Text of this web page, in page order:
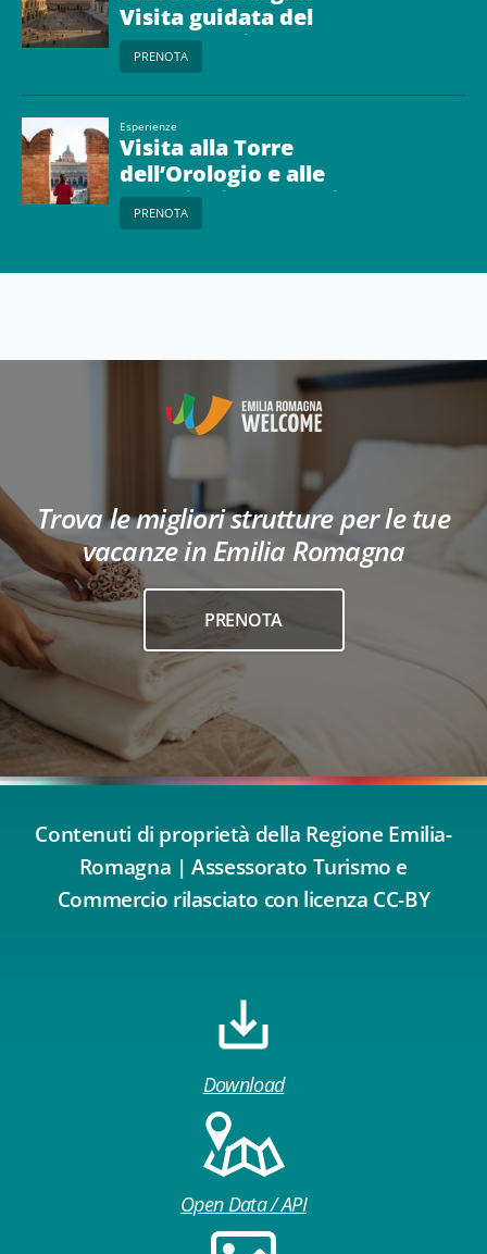
Visita guidata del
centro storico
PRENOTA
Esperienze
Visita alla Torre
dell’Orologio e alle
Collezioni Comunali
d’Arte
PRENOTA
Trova le migliori strutture per le tue
vacanze in Emilia Romagna
PRENOTA
Contenuti di proprietà della Regione Emilia-
Romagna | Assessorato Turismo e
Commercio rilasciato con licenza CC-BY
Download
Open Data / API